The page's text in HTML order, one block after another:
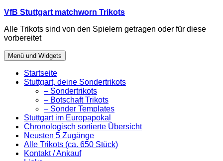
Zum
springen
VfB Stuttgart matchworn Trikots
Alle Trikots sind von den Spielern getragen oder für diese
vorbereitet
Menü und Widgets
Startseite
Stuttgart, deine Sondertrikots
– Sondertrikots
– Botschaft Trikots
– Sonder Templates
Stuttgart im Europapokal
Chronologisch sortierte Übersicht
Neusten 5 Zugänge
Alle Trikots (ca. 650 Stück)
Kontakt / Ankauf